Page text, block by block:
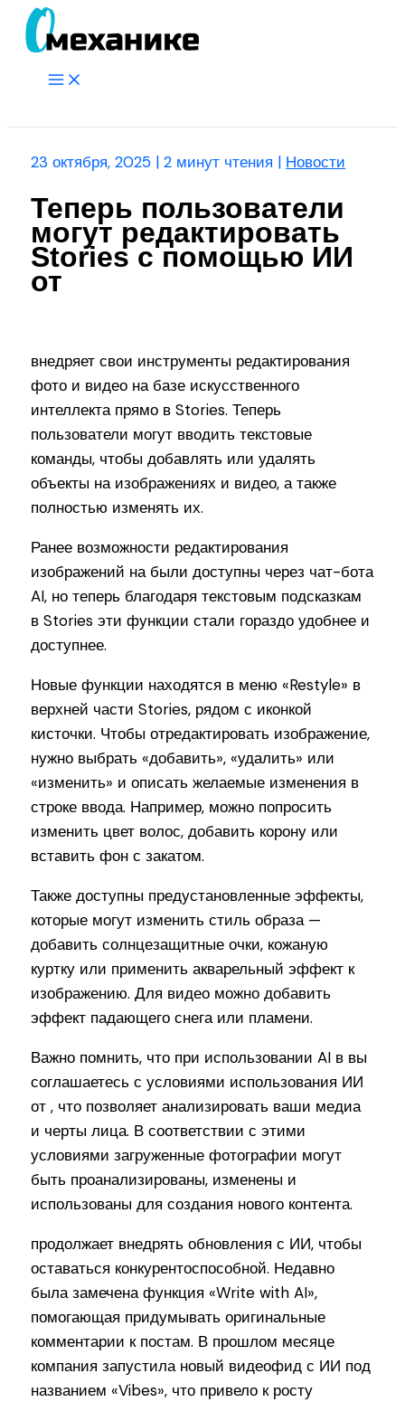
Перейти
Main
23 октября, 2025 |2 минут чтения | Новости
Теперь пользователи
могут редактировать
Stories с помощью ИИ
от
внедряет свои инструменты редактирования
фото и видео на базе искусственного
интеллекта прямо в Stories. Теперь
пользователи могут вводить текстовые
команды, чтобы добавлять или удалять
объекты на изображениях и видео, а также
полностью изменять их.
Ранее возможности редактирования
изображений на были доступны через чат-бота
AI, но теперь благодаря текстовым подсказкам
в Stories эти функции стали гораздо удобнее и
доступнее.
Новые функции находятся в меню «Restyle» в
верхней части Stories, рядом с иконкой
кисточки. Чтобы отредактировать изображение,
нужно выбрать «добавить», «удалить» или
«изменить» и описать желаемые изменения в
строке ввода. Например, можно попросить
изменить цвет волос, добавить корону или
вставить фон с закатом.
Также доступны предустановленные эффекты,
которые могут изменить стиль образа —
добавить солнцезащитные очки, кожаную
куртку или применить акварельный эффект к
изображению. Для видео можно добавить
эффект падающего снега или пламени.
Важно помнить, что при использовании AI в вы
соглашаетесь с условиями использования ИИ
от , что позволяет анализировать ваши медиа
и черты лица. В соответствии с этими
условиями загруженные фотографии могут
быть проанализированы, изменены и
использованы для создания нового контента.
продолжает внедрять обновления с ИИ, чтобы
оставаться конкурентоспособной. Недавно
была замечена функция «Write with AI»,
помогающая придумывать оригинальные
комментарии к постам. В прошлом месяце
компания запустила новый видеофид с ИИ под
названием «Vibes», что привело к росту